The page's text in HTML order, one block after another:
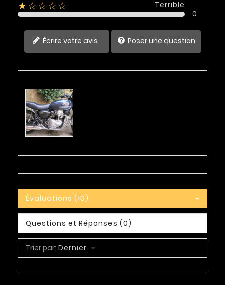
★☆☆☆☆
Terrible
0
Écrire votre avis Poser une question
Évaluations (10)
Questions et Réponses (0)
Trier par: Dernier